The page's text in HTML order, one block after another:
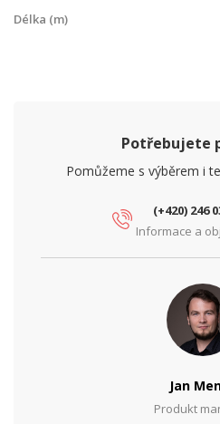
Délka (m)
Potřebujete
Pomůžeme s výběrem i
(+420) 246
Informace a
Jan
Produkt